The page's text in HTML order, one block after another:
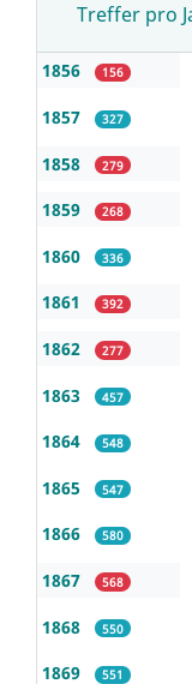
Treffer pro
1856 156
1857 327
1858 279
1859 268
1860 336
1861 392
1862 277
1863 457
1864 548
1865 547
1866 580
1867 568
1868 550
1869 551